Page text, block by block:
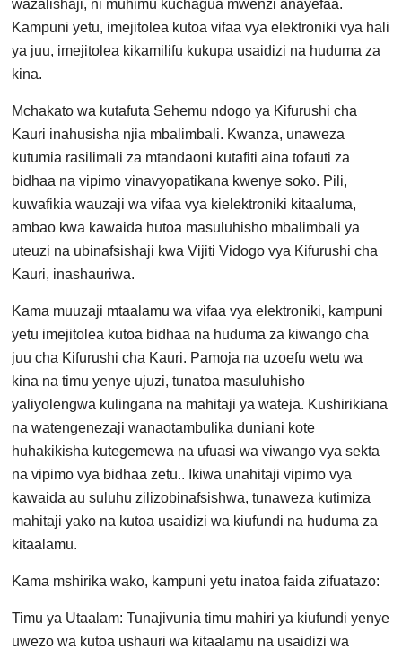
wazalishaji, ni muhimu kuchagua mwenzi anayefaa.
Kampuni yetu, imejitolea kutoa vifaa vya elektroniki vya hali
ya juu, imejitolea kikamilifu kukupa usaidizi na huduma za
kina.
Mchakato wa kutafuta Sehemu ndogo ya Kifurushi cha
Kauri inahusisha njia mbalimbali. Kwanza, unaweza
kutumia rasilimali za mtandaoni kutafiti aina tofauti za
bidhaa na vipimo vinavyopatikana kwenye soko. Pili,
kuwafikia wauzaji wa vifaa vya kielektroniki kitaaluma,
ambao kwa kawaida hutoa masuluhisho mbalimbali ya
uteuzi na ubinafsishaji kwa Vijiti Vidogo vya Kifurushi cha
Kauri, inashauriwa.
Kama muuzaji mtaalamu wa vifaa vya elektroniki, kampuni
yetu imejitolea kutoa bidhaa na huduma za kiwango cha
juu cha Kifurushi cha Kauri. Pamoja na uzoefu wetu wa
kina na timu yenye ujuzi, tunatoa masuluhisho
yaliyolengwa kulingana na mahitaji ya wateja. Kushirikiana
na watengenezaji wanaotambulika duniani kote
huhakikisha kutegemewa na ufuasi wa viwango vya sekta
na vipimo vya bidhaa zetu.. Ikiwa unahitaji vipimo vya
kawaida au suluhu zilizobinafsishwa, tunaweza kutimiza
mahitaji yako na kutoa usaidizi wa kiufundi na huduma za
kitaalamu.
Kama mshirika wako, kampuni yetu inatoa faida zifuatazo:
Timu ya Utaalam: Tunajivunia timu mahiri ya kiufundi yenye
uwezo wa kutoa ushauri wa kitaalamu na usaidizi wa